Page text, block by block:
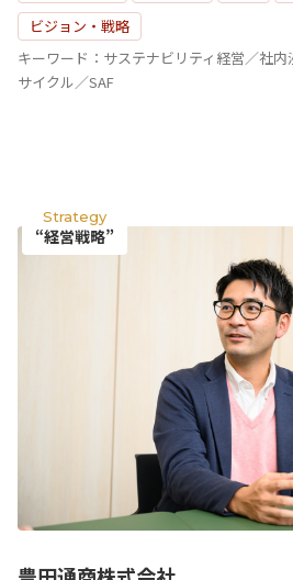
ビジョン・戦略
キーワード：サステナビリティ経営／社
サイクル／SAF
Strategy
“経営戦略”